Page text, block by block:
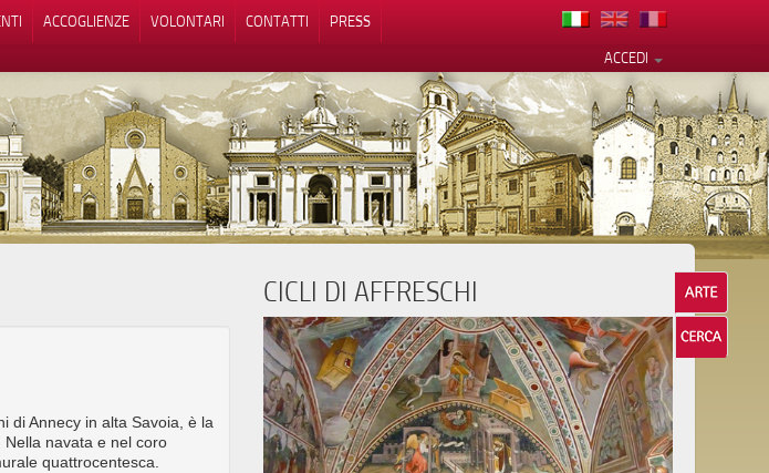
ACCOGLIENZE VOLONTARI CONTATTI
PRESS
ACCEDI
di Annecy in alta Savoia, è la
navata e nel coro
quattrocentesca.
CICLI DI AFFRESCHI
preferenze relative alla privacy